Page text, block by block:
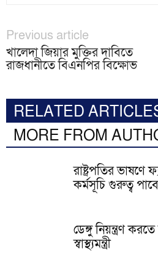
Previous article
খালেদা জিয়ার মুক্তির দাবিতে
রাজধানীতে বিএনপির বিক্ষোভ
RELATED
MORE FROM
রাষ্ট্রপতির ভাষণে
কর্মসূচি গুরুত্ব
ডেঙ্গু নিয়ন্ত্রণ
স্বাস্থ্যমন্ত্রী